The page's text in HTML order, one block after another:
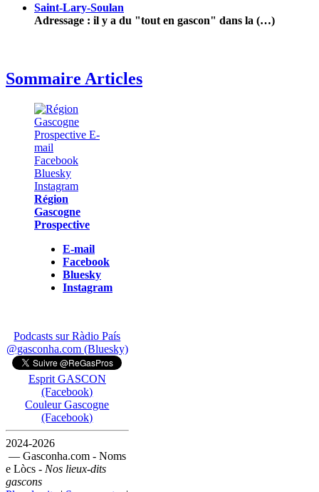
Saint-Lary-Soulan
Adressage : il y a du "tout en gascon" dans la (…)
Sommaire Articles
Région
Gascogne
Prospective
E-mail
Facebook
Bluesky
Instagram
Podcasts sur Ràdio País
@gasconha.com (Bluesky)
Esprit GASCON
(Facebook)
Couleur Gascogne
(Facebook)
2024-2026
— Gasconha.com - Noms
e Lòcs - Nos lieux-dits
gascons